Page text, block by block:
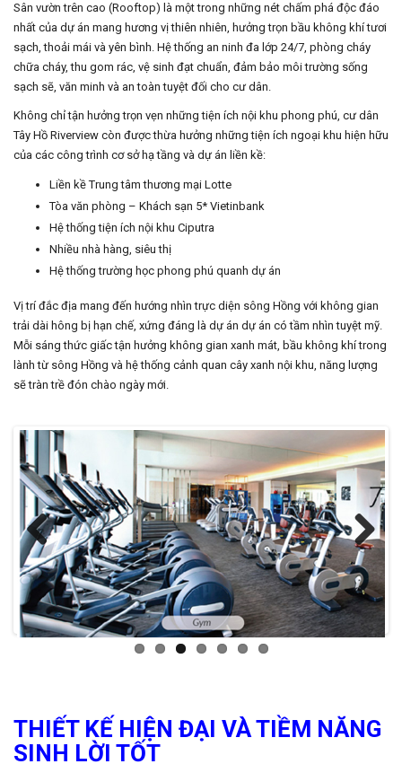
Sân vườn trên cao (Rooftop) là một trong những nét chấm phá độc đáo
nhất của dự án mang hương vị thiên nhiên, hưởng trọn bầu không khí tươi
sạch, thoải mái và yên bình. Hệ thống an ninh đa lớp 24/7, phòng cháy
chữa cháy, thu gom rác, vệ sinh đạt chuẩn, đảm bảo môi trường sống
sạch sẽ, văn minh và an toàn tuyệt đối cho cư dân.
Không chỉ tận hưởng trọn vẹn những tiện ích nội khu phong phú, cư dân
Tây Hồ Riverview còn được thừa hưởng những tiện ích ngoại khu hiện hữu
của các công trình cơ sở hạ tầng và dự án liền kề:
Liền kề Trung tâm thương mại Lotte
Tòa văn phòng – Khách sạn 5* Vietinbank
Hệ thống tiện ích nội khu Ciputra
Nhiều nhà hàng, siêu thị
Hệ thống trường học phong phú quanh dự án
Vị trí đắc địa mang đến hướng nhìn trực diện sông Hồng với không gian
trải dài hông bị hạn chế, xứng đáng là dự án dự án có tầm nhìn tuyệt mỹ.
Mỗi sáng thức giấc tận hưởng không gian xanh mát, bầu không khí trong
lành từ sông Hồng và hệ thống cảnh quan cây xanh nội khu, năng lượng
sẽ tràn trề đón chào ngày mới.
Previous Next
THIẾT KẾ HIỆN ĐẠI VÀ TIỀM NĂNG
SINH LỜI TỐT